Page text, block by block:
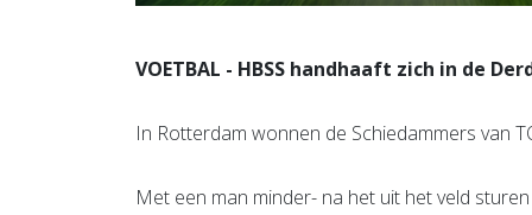
VOETBAL - HBSS handhaaft zich in de
In Rotterdam wonnen de Schiedammers van
Met een man minder- na het uit het veld